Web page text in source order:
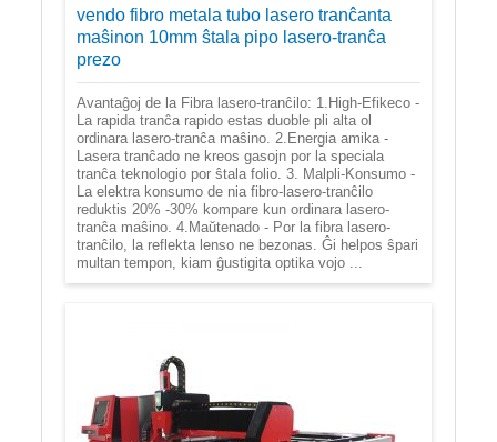
vendo fibro metala tubo lasero tranĉanta
maŝinon 10mm ŝtala pipo lasero-tranĉa
prezo
Avantaĝoj de la Fibra lasero-tranĉilo: 1.High-Efikeco -
La rapida tranĉa rapido estas duoble pli alta ol
ordinara lasero-tranĉa maŝino. 2.Energia amika -
Lasera tranĉado ne kreos gasojn por la speciala
tranĉa teknologio por ŝtala folio. 3. Malpli-Konsumo -
La elektra konsumo de nia fibro-lasero-tranĉilo
reduktis 20% -30% kompare kun ordinara lasero-
tranĉa maŝino. 4.Maŭtenado - Por la fibra lasero-
tranĉilo, la reflekta lenso ne bezonas. Ĝi helpos ŝpari
multan tempon, kiam ĝustigita optika vojo ...